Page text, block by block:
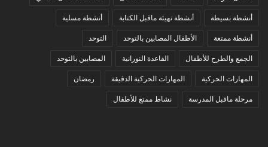
أنشطة بسيطة أنشطة تهيئة ماقبل الكتابة أنشطة مسلية
أنشطة ممتعة الأطفال المصابين بالتوحد التوحد
الجمع والطرح للأطفال القاعدة النورانية المصابين بالتوحد
المهارات الحركية المهارات الحركية الدقيقة رمضان
مرحلة ماقبل المدرسة نشاط ممتع للأطفال